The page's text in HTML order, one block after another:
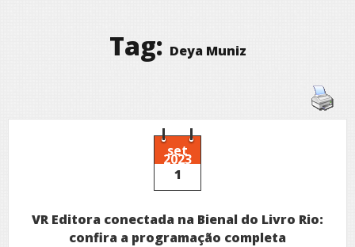
Tag: Deya Muniz
set
2023
1
VR Editora conectada na Bienal do Livro Rio:
confira a programação completa